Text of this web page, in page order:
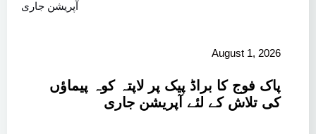
August 1, 2026
پاک فوج کا براڈ پیک پر لاپتہ کوہ پیماؤں
کی تلاش کے لئے آپریشن جاری